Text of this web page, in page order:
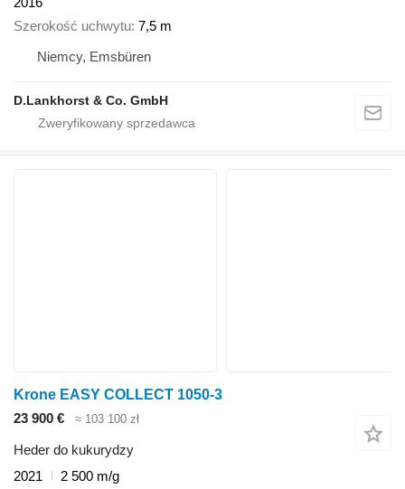
Szerokość uchwytu 7,5 m
Niemcy, Emsbüren
D.Lankhorst & Co. GmbH
Krone EASY COLLECT 1050-3
23 900 €
≈ 103 100 zł
Heder do kukurydzy
2021
2 500 m/g